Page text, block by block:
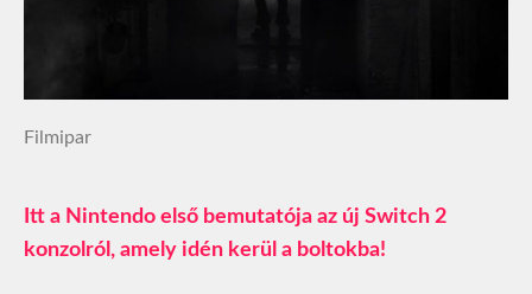
Filmipar
Itt a Nintendo első bemutatója az új Switch 2
konzolról, amely idén kerül a boltokba!